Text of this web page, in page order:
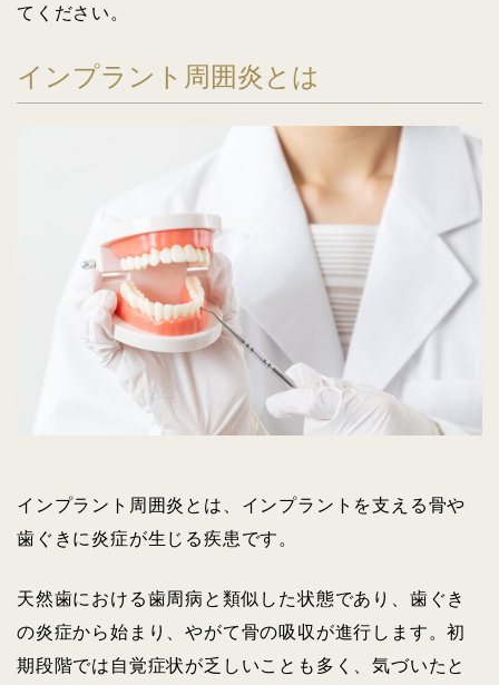
てください。
インプラント周囲炎とは
インプラント周囲炎とは、インプラントを支える骨や
歯ぐきに炎症が生じる疾患です。
天然歯における歯周病と類似した状態であり、歯ぐき
の炎症から始まり、やがて骨の吸収が進行します。初
期段階では自覚症状が乏しいことも多く、気づいたと